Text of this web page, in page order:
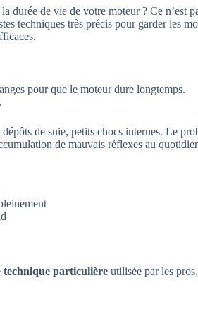
durée de vie de votre moteur ? Ce n’est
techniques très précis pour garder les
pour que le moteur dure longtemps.
de suie, petits chocs internes. Le
de mauvais réflexes au
technique particulière utilisée par les